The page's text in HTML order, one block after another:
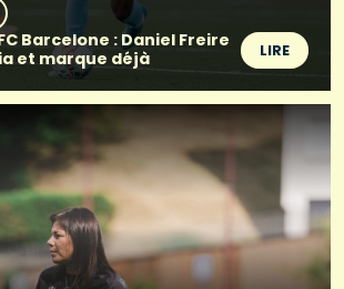
Barcelone : Daniel Freire
et marque déjà
LIRE